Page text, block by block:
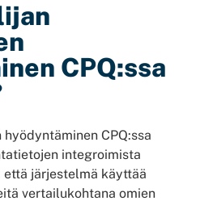
CPQ:ssa
CPQ:ssa
integroimista
järjestelmä käyttää
vertailukohtana omien